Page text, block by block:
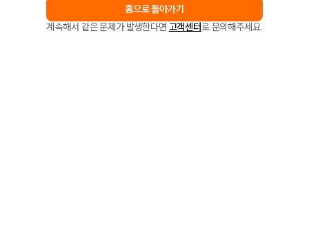
홈으로 돌아가기
계속해서 같은 문제가 발생한다면 고객센터로 문의해주세요.